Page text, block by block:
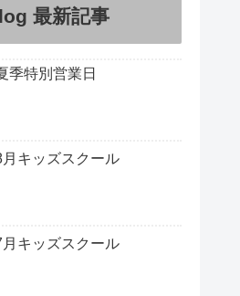
最新記事
季特別営業日
月キッズスクール
月キッズスクール